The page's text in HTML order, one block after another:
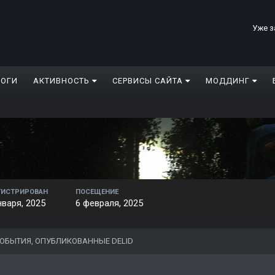
Уже
АКТИВНОСТЬ СЕРВИСЫ САЙТА МОДДИНГ
2025
ПОСЕЩЕНИЕ
6 февраля, 2025
ОПУБЛИКОВАННЫЕ DELID